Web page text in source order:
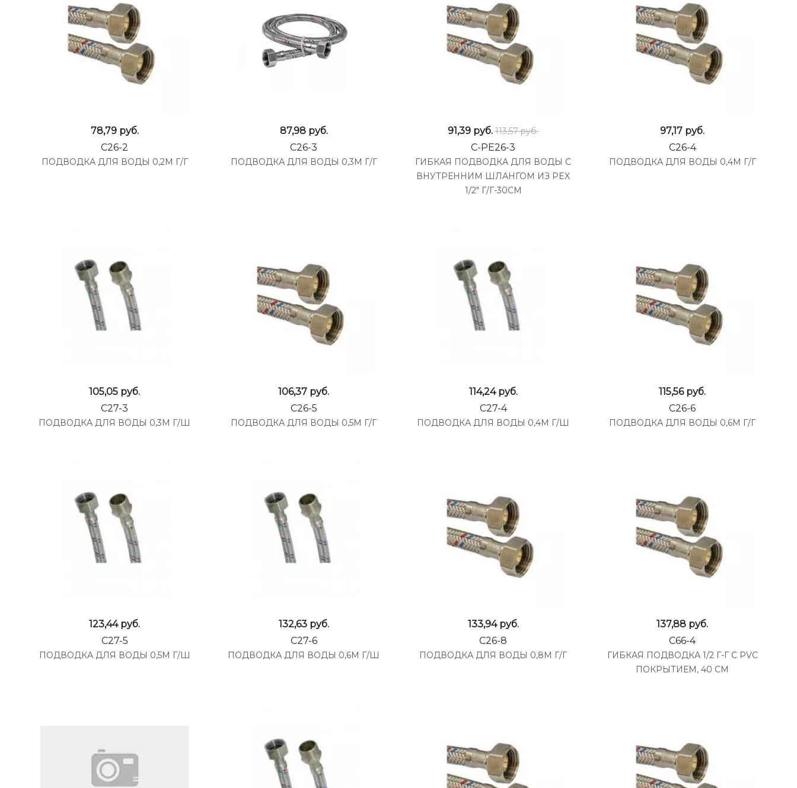
78,79 руб.
C26-2
ПОДВОДКА ДЛЯ ВОДЫ 0,2М Г/Г
87,98 руб.
C26-3
ПОДВОДКА ДЛЯ ВОДЫ 0,3М Г/Г
91,39 руб. 113,57 руб.
C-PE26-3
ГИБКАЯ ПОДВОДКА ДЛЯ ВОДЫ С
ВНУТРЕННИМ ШЛАНГОМ ИЗ PEX
1/2" Г/Г-30СМ
97,17 руб.
C26-4
ПОДВОДКА ДЛЯ ВОДЫ 0,4М Г/Г
105,05 руб.
C27-3
ПОДВОДКА ДЛЯ ВОДЫ 0,3М Г/Ш
106,37 руб.
C26-5
ПОДВОДКА ДЛЯ ВОДЫ 0,5М Г/Г
114,24 руб.
C27-4
ПОДВОДКА ДЛЯ ВОДЫ 0,4М Г/Ш
115,56 руб.
C26-6
ПОДВОДКА ДЛЯ ВОДЫ 0,6М Г/Г
123,44 руб.
C27-5
ПОДВОДКА ДЛЯ ВОДЫ 0,5М Г/Ш
132,63 руб.
C27-6
ПОДВОДКА ДЛЯ ВОДЫ 0,6М Г/Ш
133,94 руб.
C26-8
ПОДВОДКА ДЛЯ ВОДЫ 0,8М Г/Г
137,88 руб.
C66-4
ГИБКАЯ ПОДВОДКА 1/2 Г-Г С PVC
ПОКРЫТИЕМ, 40 СМ